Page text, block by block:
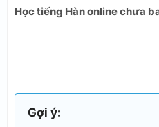
Học tiếng Hàn online chưa
Gợi ý: